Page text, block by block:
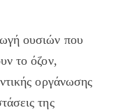
ουσιών που
το όζον,
οργάνωσης
της